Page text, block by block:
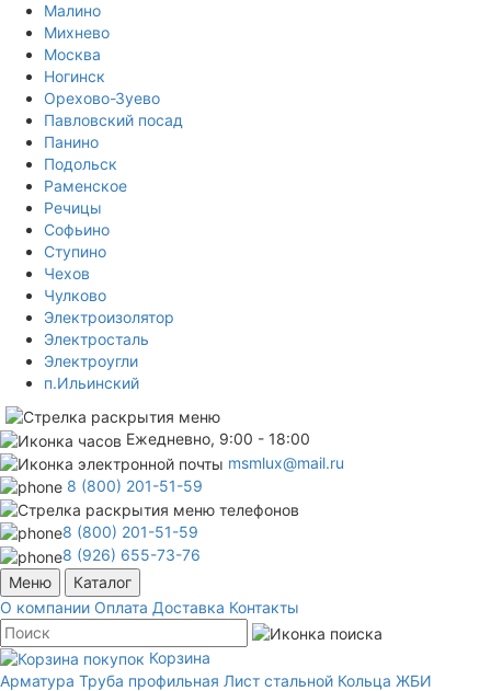
Малино
Михнево
Москва
Ногинск
Орехово-Зуево
Павловский посад
Панино
Подольск
Раменское
Речицы
Софьино
Ступино
Чехов
Чулково
Электроизолятор
Электросталь
Электроугли
п.Ильинский
Ежедневно, 9:00 - 18:00
msmlux@mail.ru
8 (800) 201-51-59
8 (800) 201-51-59
8 (926) 655-73-76
Меню
Каталог
О компании Оплата Доставка Контакты
Корзина
Арматура Труба профильная Лист стальной Кольца ЖБИ